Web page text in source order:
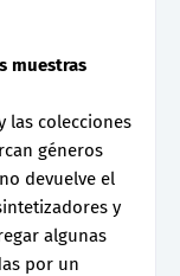
muestras
las colecciones
géneros
devuelve el
y
algunas
por un